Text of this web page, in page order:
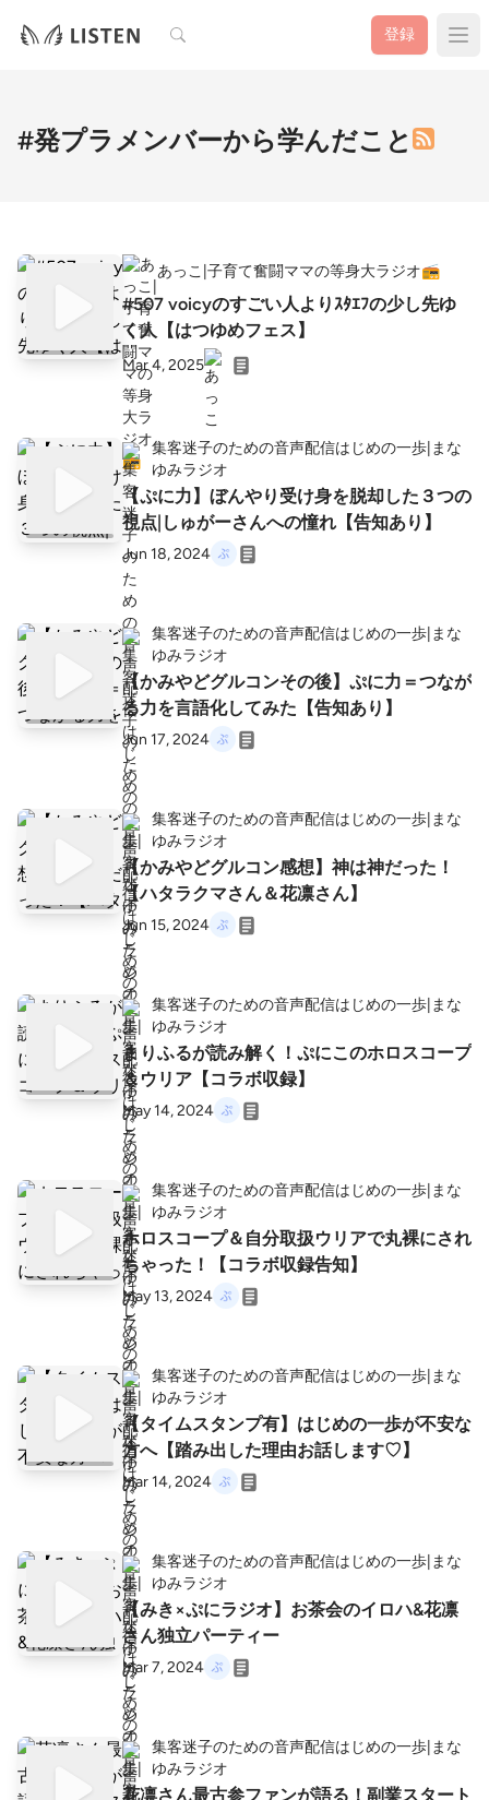
検索 登録
#発プラメンバーから学んだこと
あっこ|子育て奮闘ママの等身大ラジオ📻
#507 voicyのすごい人よりｽﾀｴﾌの少し先ゆ
く人【はつゆめフェス】
Mar 4, 2025
集客迷子のための音声配信はじめの一歩|まな
ゆみラジオ
【ぷに力】ぼんやり受け身を脱却した３つの
視点|しゅがーさんへの憧れ【告知あり】
Jun 18, 2024
集客迷子のための音声配信はじめの一歩|まな
ゆみラジオ
【かみやどグルコンその後】ぷに力＝つなが
る力を言語化してみた【告知あり】
Jun 17, 2024
集客迷子のための音声配信はじめの一歩|まな
ゆみラジオ
【かみやどグルコン感想】神は神だった！
【ハタラクマさん＆花凛さん】
Jun 15, 2024
集客迷子のための音声配信はじめの一歩|まな
ゆみラジオ
まりふるが読み解く！ぷにこのホロスコープ
＆ウリア【コラボ収録】
May 14, 2024
集客迷子のための音声配信はじめの一歩|まな
ゆみラジオ
ホロスコープ＆自分取扱ウリアで丸裸にされ
ちゃった！【コラボ収録告知】
May 13, 2024
集客迷子のための音声配信はじめの一歩|まな
ゆみラジオ
【タイムスタンプ有】はじめの一歩が不安な
方へ【踏み出した理由お話します♡】
Mar 14, 2024
集客迷子のための音声配信はじめの一歩|まな
ゆみラジオ
【みき×ぷにラジオ】お茶会のイロハ&花凛
さん独立パーティー
Mar 7, 2024
集客迷子のための音声配信はじめの一歩|まな
ゆみラジオ
花凛さん最古参ファンが語る！副業スタート